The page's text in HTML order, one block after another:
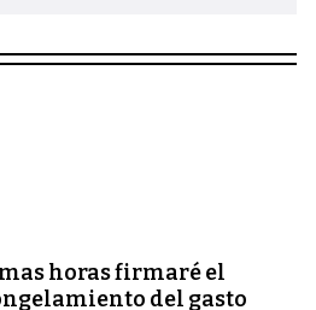
horas firmaré el
del gasto